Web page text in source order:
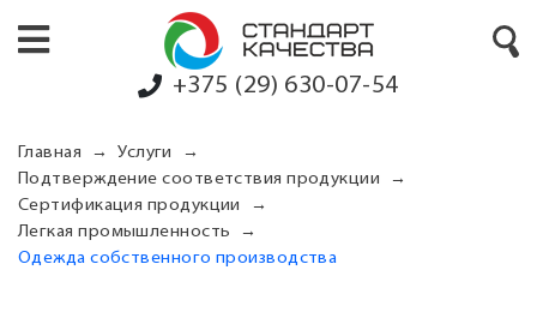
+375 (29) 630-07-54
Главная
Услуги
Подтверждение соответствия продукции
Сертификация продукции
Легкая промышленность
Одежда собственного производства